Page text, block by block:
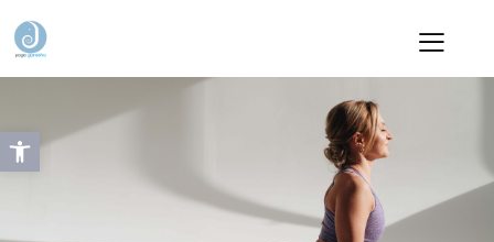
Abrir barra de herramientas